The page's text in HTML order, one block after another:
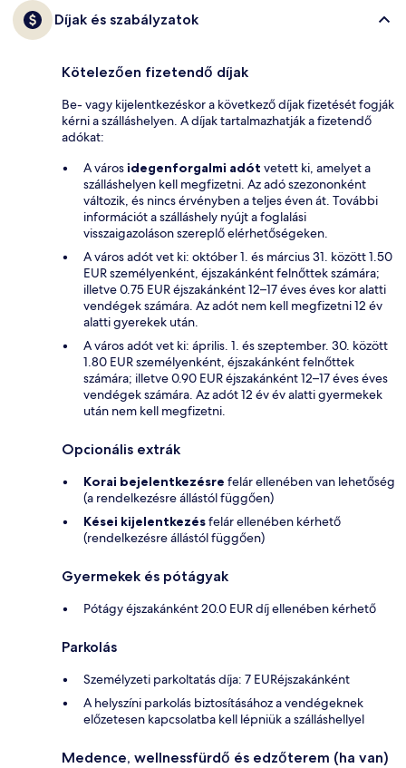
Díjak és szabályzatok
Kötelezően fizetendő díjak
Be- vagy kijelentkezéskor a következő díjak fizetését fogják
kérni a szálláshelyen. A díjak tartalmazhatják a fizetendő
adókat:
A városidegenforgalmi adót vetett ki, amelyet a
szálláshelyen kell megfizetni. Az adó szezononként
változik, és nincs érvényben a teljes éven át. További
információt a szálláshely nyújt a foglalási
visszaigazoláson szereplő elérhetőségeken.
A város adót vet ki: október 1. és március 31. között 1.50
EUR személyenként, éjszakánként felnőttek számára;
illetve 0.75 EUR éjszakánként 12–17 éves éves kor alatti
vendégek számára. Az adót nem kell megfizetni 12 év
alatti gyerekek után.
A város adót vet ki: április. 1. és szeptember. 30. között
1.80 EUR személyenként, éjszakánként felnőttek
számára; illetve 0.90 EUR éjszakánként 12–17 éves éves
vendégek számára. Az adót 12 év év alatti gyermekek
után nem kell megfizetni.
Opcionális extrák
Korai bejelentkezésre felár ellenében van lehetőség
(a rendelkezésre állástól függően)
Kései kijelentkezésfelár ellenében kérhető
(rendelkezésre állástól függően)
Gyermekek és pótágyak
Pótágy éjszakánként 20.0 EUR díj ellenében kérhető
Parkolás
Személyzeti parkoltatás díja: 7 EURéjszakánként
A helyszíni parkolás biztosításához a vendégeknek
előzetesen kapcsolatba kell lépniük a szálláshellyel
Medence, wellnessfürdő és edzőterem (ha van)